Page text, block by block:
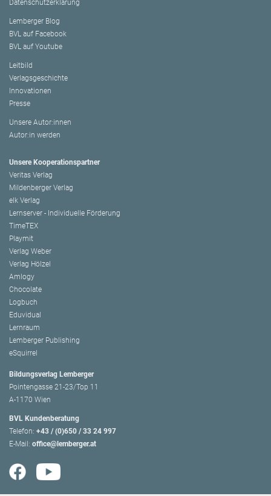
Datenschutzerklärung
Lemberger Blog
BVL auf Facebook
BVL auf Youtube
Leitbild
Verlagsgeschichte
Innovationen
Presse
Unsere Autor:innen
Autor:in werden
Unsere Kooperationspartner
Veritas Verlag
Mildenberger Verlag
elk Verlag
Lernserver - Individuelle Förderung
TimeTEX
Playmit
Verlag Weber
Verlag Hölzel
Amlogy
Chocolate
Logbuch
Eduvidual
Lernraum
Lemberger Publishing
eSquirrel
Bildungsverlag Lemberger
Pointengasse 21-23/Top 11
A-1170 Wien
BVL Kundenberatung
Telefon: +43 / (0)650 / 33 24 997
E-Mail: office@lemberger.at